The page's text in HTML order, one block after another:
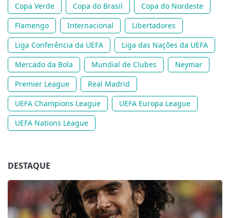
Copa Verde
Copa do Brasil
Copa do Nordeste
Flamengo
Internacional
Libertadores
Liga Conferência da UEFA
Liga das Nações da UEFA
Mercado da Bola
Mundial de Clubes
Neymar
Premier League
Real Madrid
UEFA Champions League
UEFA Europa League
UEFA Nations League
DESTAQUE